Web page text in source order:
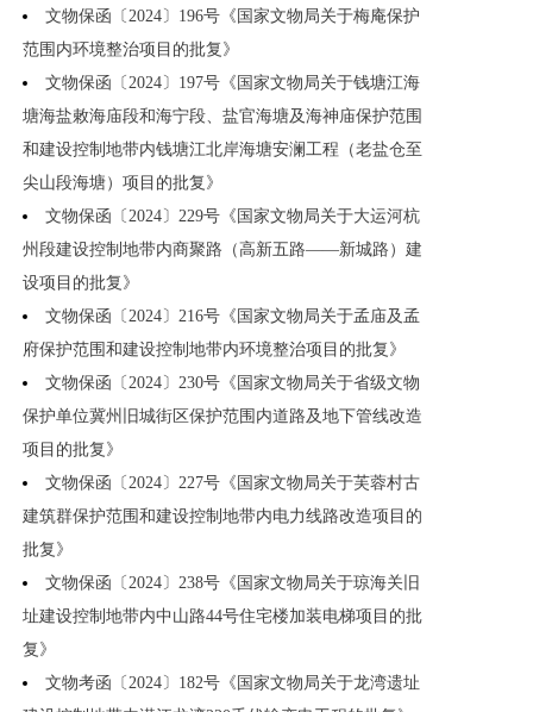
文物保函〔2024〕196号《国家文物局关于梅庵保护
范围内环境整治项目的批复》
文物保函〔2024〕197号《国家文物局关于钱塘江海
塘海盐敕海庙段和海宁段、盐官海塘及海神庙保护范围
和建设控制地带内钱塘江北岸海塘安澜工程（老盐仓至
尖山段海塘）项目的批复》
文物保函〔2024〕229号《国家文物局关于大运河杭
州段建设控制地带内商聚路（高新五路——新城路）建
设项目的批复》
文物保函〔2024〕216号《国家文物局关于孟庙及孟
府保护范围和建设控制地带内环境整治项目的批复》
文物保函〔2024〕230号《国家文物局关于省级文物
保护单位冀州旧城街区保护范围内道路及地下管线改造
项目的批复》
文物保函〔2024〕227号《国家文物局关于芙蓉村古
建筑群保护范围和建设控制地带内电力线路改造项目的
批复》
文物保函〔2024〕238号《国家文物局关于琼海关旧
址建设控制地带内中山路44号住宅楼加装电梯项目的批
复》
文物考函〔2024〕182号《国家文物局关于龙湾遗址